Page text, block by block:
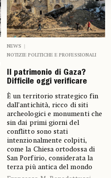
NEWS
NOTIZIE POLITICHE E PROFESSIONALI
Il patrimonio di Gaza?
Difficile oggi verificare
È un territorio strategico fin
dall’antichità, ricco di siti
archeologici e monumenti che
sin dai primi giorni del
conflitto sono stati
intenzionalmente colpiti,
come la Chiesa ortodossa di
San Porfirio, considerata la
terza più antica del mondo